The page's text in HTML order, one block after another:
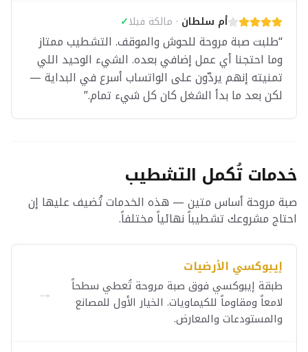
أم سلطان · مالكة فيلا✓
“طلبت صبة مروحة للحوش والموقف. التشطيب ممتاز
وما احتجنا أي عمل إضافي بعده. الشيء الوحيد اللي
تمنيته إنهم يردّون على الواتساب أسرع في البداية —
لكن بعد ما بدأ الشغل كان كل شيء تمام.”
خدمات تُكمل التشطيب
صبة مروحة أساس متين — هذه الخدمات تُضيف عليها إن
احتاج مشروعك تشطيباً نهائياً مختلفاً.
إيبوكسي الأرضيات
طبقة إيبوكسي فوق صبة مروحة تُعطي سطحاً
لامعاً ومقاوماً للكيماويات. الخيار الأول للمصانع
والمستودعات والمعارض.
→